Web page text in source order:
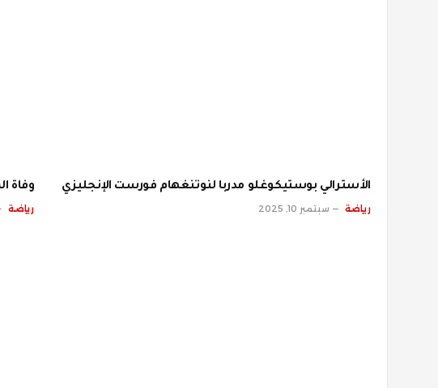
الأسترالي بوستيكوغلو مدربا لنوتنغهام فورست الإنجليزي
رياضة سبتمبر 10, 2025
وفاة
رياضة